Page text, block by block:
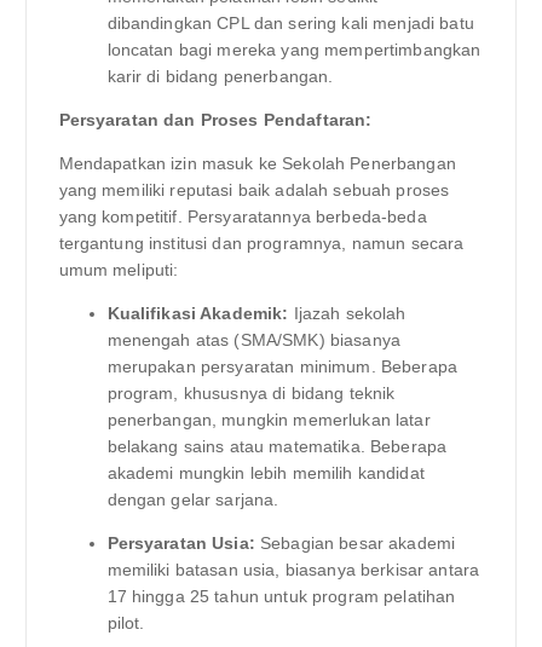
dibandingkan CPL dan sering kali menjadi batu
loncatan bagi mereka yang mempertimbangkan
karir di bidang penerbangan.
Persyaratan dan Proses Pendaftaran:
Mendapatkan izin masuk ke Sekolah Penerbangan
yang memiliki reputasi baik adalah sebuah proses
yang kompetitif. Persyaratannya berbeda-beda
tergantung institusi dan programnya, namun secara
umum meliputi:
Kualifikasi Akademik: Ijazah sekolah
menengah atas (SMA/SMK) biasanya
merupakan persyaratan minimum. Beberapa
program, khususnya di bidang teknik
penerbangan, mungkin memerlukan latar
belakang sains atau matematika. Beberapa
akademi mungkin lebih memilih kandidat
dengan gelar sarjana.
Persyaratan Usia: Sebagian besar akademi
memiliki batasan usia, biasanya berkisar antara
17 hingga 25 tahun untuk program pelatihan
pilot.